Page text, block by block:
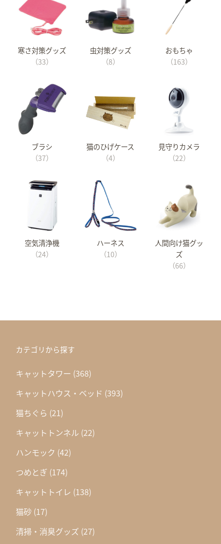
寒さ対策グッズ
（33）
虫対策グッズ
（8）
おもちゃ
（163）
ブラシ
（37）
猫のひげケース
（4）
見守りカメラ
（22）
空気清浄機
（24）
ハーネス
（10）
人間向け猫グッ
ズ
（66）
カテゴリから探す
キャットタワー (368)
キャットハウス・ベッド (393)
猫ちぐら (21)
キャットトンネル (22)
ハンモック (42)
つめとぎ (174)
キャットトイレ (138)
猫砂 (17)
清掃・消臭グッズ (27)